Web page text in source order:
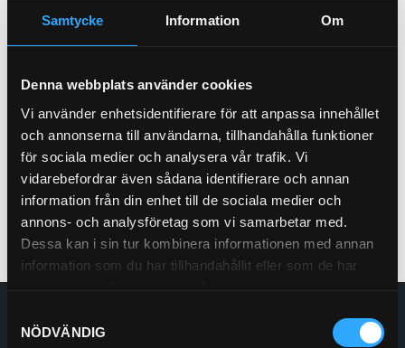
Samtycke Information Om
Denna webbplats använder cookies
Vi använder enhetsidentifierare för att anpassa innehållet
och annonserna till användarna, tillhandahålla funktioner
för sociala medier och analysera vår trafik. Vi
vidarebefordrar även sådana identifierare och annan
information från din enhet till de sociala medier och
annons- och analysföretag som vi samarbetar med.
Dessa kan i sin tur kombinera informationen med annan
information som du har tillhandahållit eller som de har
NÖDVÄNDIG
Viking Övrigt
Enskede Hydraul AB